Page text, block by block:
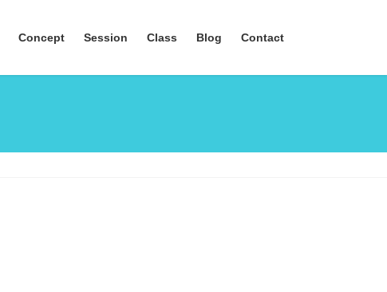
Concept Session Class Blog Contact